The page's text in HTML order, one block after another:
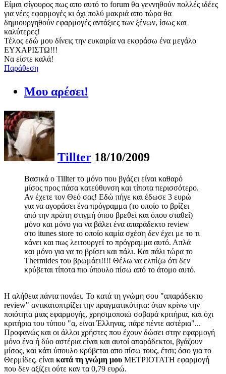
Είμαι σίγουρος πως απο αυτό το forum θα γεννηθούν πολλές ιδέες
για νέες εφαρμογές κι όχι πολύ μακριά απο τώρα θα
δημιουργηθούν εφαρμογές αντάξιες των ξένων, ίσως και
καλύτερες!
Τέλος εδώ μου δίνεις την ευκαιρία να εκφράσω ένα μεγάλο
ΕΥΧΑΡΙΣΤΩ!!!
Να είστε καλά!
Παράθεση
Μου αρέσει!
Tillter 18/10/2009
Βασικά ο Tillter το μόνο που βγάζει είναι καθαρό
μίσος προς πάσα κατεύθυνση και τίποτα περισσότερο.
Αν έχετε τον Θεό σας! Εδώ πήγε και έδωσε 3 ευρώ
για να αγοράσει ένα πρόγραμμα (το οποίο το βρίζει
από την πρώτη στιγμή όπου βρεθεί και όπου σταθεί)
μόνο και μόνο για να βάλει ένα απαράδεκτο review
στο itunes store το οποίο καμία σχέση δεν έχει με το τι
κάνει και πως λειτουργεί το πρόγραμμα αυτό. Απλά
και μόνο για να το βρίσει και πάλι. Και πάλι τώρα το
Thermides του βρωμάει!!!! Θέλω να ελπίζω ότι δεν
κρύβεται τίποτα πιο ύπουλο πίσω από το άτομο αυτό.
Η αλήθεια πάντα πονάει. Το κατά τη γνώμη σου "απαράδεκτο
review" αντικατοπτρίζει την πραγματικότητα: όταν κρίνω την
ποιότητα μιας εφαρμογής, χρησιμοποιώ σοβαρά κριτήρια, και όχι
κριτήρια του τύπου "α, είναι Έλληνας, πάρε πέντε αστέρια"...
Προφανώς και οι άλλοι χρήστες που έχουν δώσει στην εφαρμογή
μόνο ένα ή δύο αστέρια είναι και αυτοί απαράδεκτοι, βγάζουν
μίσος, και κάτι ύπουλο κρύβεται απο πίσω τους, έτσι; όσο για το
Θερμίδες, είναι κατά τη γνώμη μου ΜΕΤΡΙΟΤΑΤΗ εφαρμογή
που δεν αξίζει ούτε καν τα 0,79 ευρώ.